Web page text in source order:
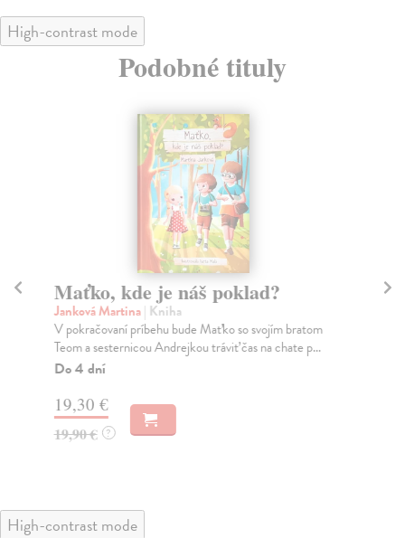
High-contrast mode
Podobné tituly
Maťko, kde je náš poklad?
Janková Martina| Kniha
V pokračovaní príbehu bude Maťko so svojím bratom
Teom a sesternicou Andrejkou tráviť čas na chate p...
Do 4 dní
19,30 €
19,90 € ?
High-contrast mode